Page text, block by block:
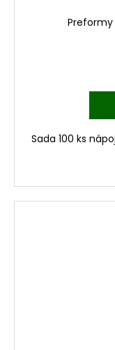
Sada 100 ks